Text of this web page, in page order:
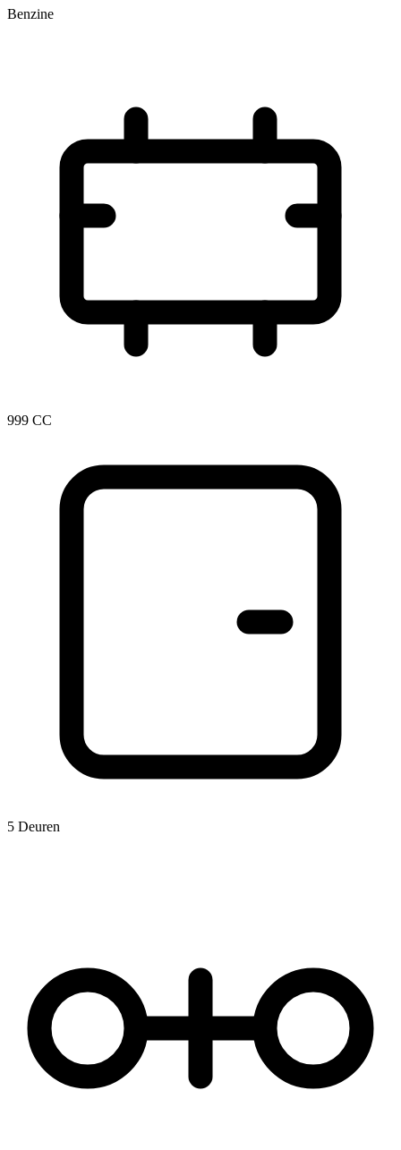
Benzine
999 CC
5 Deuren